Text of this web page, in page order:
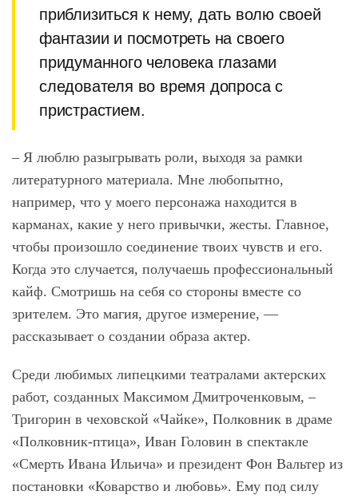
приблизиться к нему, дать волю своей
фантазии и посмотреть на своего
придуманного человека глазами
следователя во время допроса с
пристрастием.
‒ Я люблю разыгрывать роли, выходя за рамки
литературного материала. Мне любопытно,
например, что у моего персонажа находится в
карманах, какие у него привычки, жесты. Главное,
чтобы произошло соединение твоих чувств и его.
Когда это случается, получаешь профессиональный
кайф. Смотришь на себя со стороны вместе со
зрителем. Это магия, другое измерение, —
рассказывает о создании образа актер.
Среди любимых липецкими театралами актерских
работ, созданных Максимом Дмитроченковым, ‒
Тригорин в чеховской «Чайке», Полковник в драме
«Полковник-птица», Иван Головин в спектакле
«Смерть Ивана Ильича» и президент Фон Вальтер из
постановки «Коварство и любовь». Ему под силу